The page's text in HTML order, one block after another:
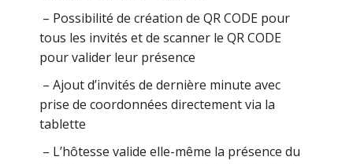
– Possibilité de création de QR CODE pour
tous les invités et de scanner le QR CODE
pour valider leur présence
– Ajout d’invités de dernière minute avec
prise de coordonnées directement via la
tablette
– L’hôtesse valide elle-même la présence du